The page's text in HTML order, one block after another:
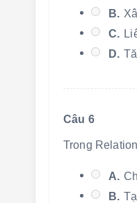
B.
C.
D.
Câu 6
Trong
A.
B.